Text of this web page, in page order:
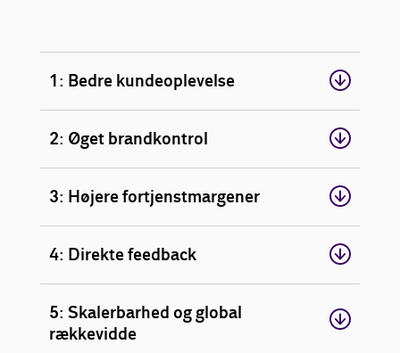
1: Bedre kundeoplevelse
2: Øget brandkontrol
3: Højere fortjenstmargener
4: Direkte feedback
5: Skalerbarhed og global
rækkevidde